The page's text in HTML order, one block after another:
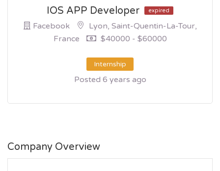
IOS APP Developer expired
Facebook
Lyon, Saint-Quentin-La-Tour,
France
$40000 - $60000
Internship
Posted 6 years ago
Company Overview